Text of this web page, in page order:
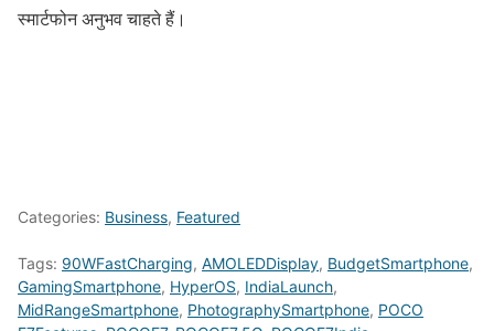
स्मार्टफोन अनुभव चाहते हैं।
Categories: Business, Featured
Tags: 90WFastCharging, AMOLEDDisplay, BudgetSmartphone,
GamingSmartphone, HyperOS, IndiaLaunch,
MidRangeSmartphone, PhotographySmartphone, POCO